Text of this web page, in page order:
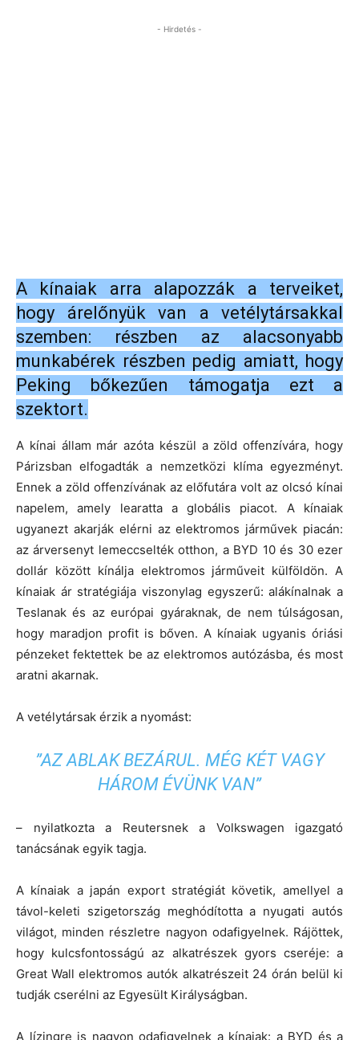
- Hirdetés -
A kínaiak arra alapozzák a terveiket,
hogy árelőnyük van a vetélytársakkal
szemben: részben az alacsonyabb
munkabérek részben pedig amiatt, hogy
Peking bőkezűen támogatja ezt a
szektort.
A kínai állam már azóta készül a zöld offenzívára, hogy
Párizsban elfogadták a nemzetközi klíma egyezményt.
Ennek a zöld offenzívának az előfutára volt az olcsó kínai
napelem, amely learatta a globális piacot. A kínaiak
ugyanezt akarják elérni az elektromos járművek piacán:
az árversenyt lemeccselték otthon, a BYD 10 és 30 ezer
dollár között kínálja elektromos járműveit külföldön. A
kínaiak ár stratégiája viszonylag egyszerű: alákínalnak a
Teslanak és az európai gyáraknak, de nem túlságosan,
hogy maradjon profit is bőven. A kínaiak ugyanis óriási
pénzeket fektettek be az elektromos autózásba, és most
aratni akarnak.
A vetélytársak érzik a nyomást:
”AZ ABLAK BEZÁRUL. MÉG KÉT VAGY
HÁROM ÉVÜNK VAN”
– nyilatkozta a Reutersnek a Volkswagen igazgató
tanácsának egyik tagja.
A kínaiak a japán export stratégiát követik, amellyel a
távol-keleti szigetország meghódította a nyugati autós
világot, minden részletre nagyon odafigyelnek. Rájöttek,
hogy kulcsfontosságú az alkatrészek gyors cseréje: a
Great Wall elektromos autók alkatrészeit 24 órán belül ki
tudják cserélni az Egyesült Királyságban.
A lízingre is nagyon odafigyelnek a kínaiak: a BYD és a